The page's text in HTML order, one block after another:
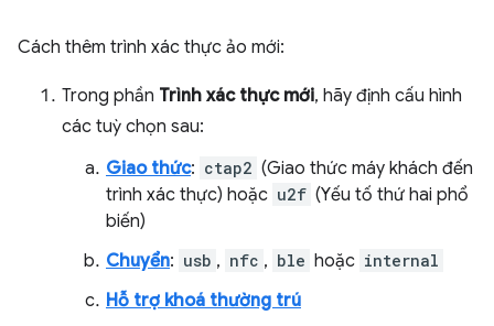
Cách thêm trình xác thực ảo mới:
Trong phần Trình xác thực mới, hãy định cấu hình
các tuỳ chọn sau:
Giao thức: ctap2 (Giao thức máy khách đến
trình xác thực) hoặc u2f (Yếu tố thứ hai phổ
biến)
Chuyển: usb , nfc , ble hoặc internal
Hỗ trợ khoá thường trú